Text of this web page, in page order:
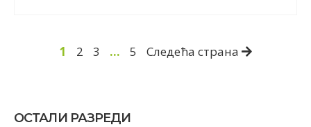
1 2 3 … 5 Следећа страна
OСТАЛИ РАЗРЕДИ